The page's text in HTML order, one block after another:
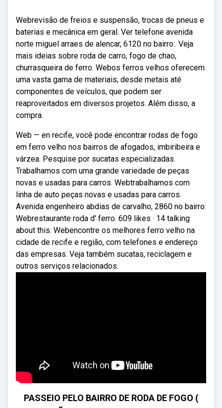
Webrevisão de freios e suspensão, trocas de pneus e
baterias e mecânica em geral. Ver telefone avenida
norte miguel arraes de alencar, 6120 no bairro:. Veja
mais ideias sobre roda de carro, fogo de chao,
churrasqueira de ferro. Webos ferros velhos oferecem
uma vasta gama de materiais, desde metais até
componentes de veículos, que podem ser
reaproveitados em diversos projetos. Além disso, a
compra.
Web — en recife, você pode encontrar rodas de fogo
em ferro velho nos bairros de afogados, imbiribeira e
várzea. Pesquise por sucatas especializadas.
Trabalhamos com uma grande variedade de peças
novas e usadas para carros. Webtrabalhamos com
linha de auto peças novas e usadas para carros.
Avenida engenheiro abdias de carvalho, 2860 no bairro:
Webrestaurante roda d' ferro. 609 likes · 14 talking
about this. Webencontre os melhores ferro velho na
cidade de recife e região, com telefones e endereço
das empresas. Veja também sucatas, reciclagem e
outros serviços relacionados.
PASSEIO PELO BAIRRO DE RODA DE FOGO (